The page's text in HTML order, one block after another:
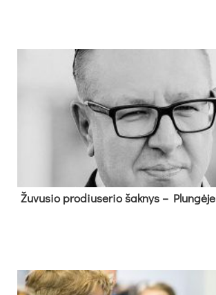
Žu­vu­sio pro­diu­se­rio šak­nys – Plun­gė­je